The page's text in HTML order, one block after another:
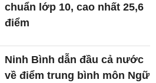
chuẩn lớp 10, cao nhất 25,6
điểm
Ninh Bình dẫn đầu cả nước
về điểm trung bình môn Ngữ